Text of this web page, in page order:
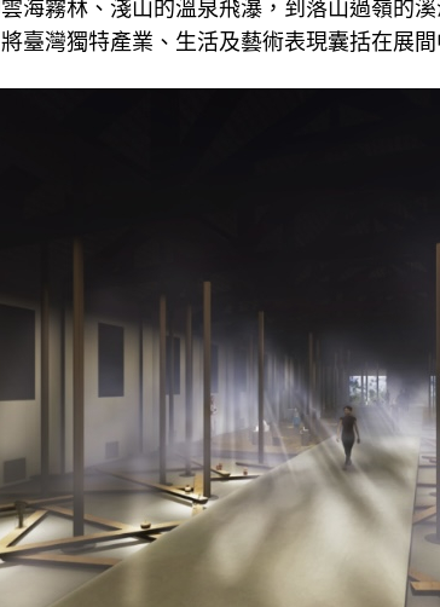
海霧林、淺山的溫泉飛瀑，到落山過嶺的
臺灣獨特產業、生活及藝術表現囊括在展間